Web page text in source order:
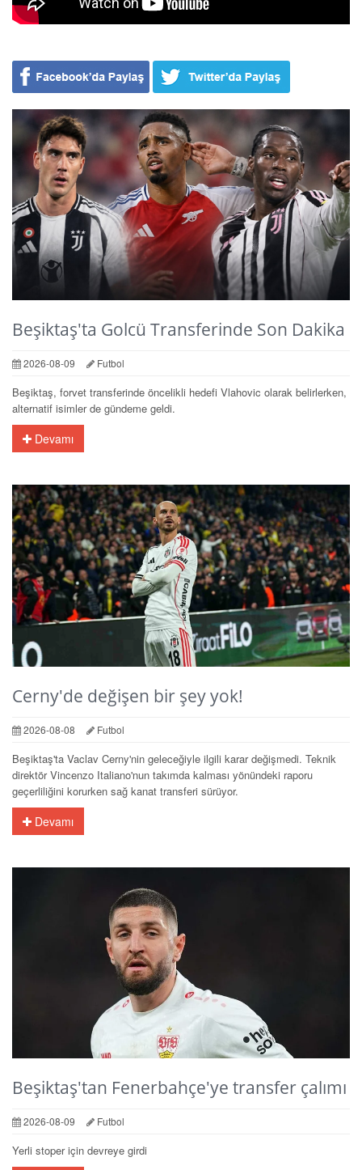
Beşiktaş'ta Golcü Transferinde Son Dakika
2026-08-09 Futbol
Beşiktaş, forvet transferinde öncelikli hedefi Vlahovic olarak belirlerken,
alternatif isimler de gündeme geldi.
Devamı
Cerny'de değişen bir şey yok!
2026-08-08 Futbol
Beşiktaş'ta Vaclav Cerny'nin geleceğiyle ilgili karar değişmedi. Teknik
direktör Vincenzo Italiano'nun takımda kalması yönündeki raporu
geçerliliğini korurken sağ kanat transferi sürüyor.
Devamı
Beşiktaş'tan Fenerbahçe'ye transfer çalımı
2026-08-09 Futbol
Yerli stoper için devreye girdi